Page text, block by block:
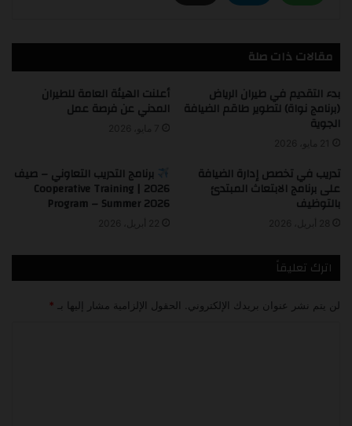
مقالات ذات صلة
بدء التقديم في طيران الرياض
(برنامج نواة) لتطوير طاقم الضيافة
الجوية
أعلنت الهيئة العامة للطيران
المدني عن فرصة عمل
تدريب في تخصص إدارة الضيافة
على برنامج الابتعاث المبتدئ
بالتوظيف
برنامج التدريب التعاوني – صيف
2026 | Cooperative Training
Program – Summer 2026
اترك تعليقاً
لن يتم نشر عنوان بريدك الإلكتروني. الحقول الإلزامية مشار إليها بـ *